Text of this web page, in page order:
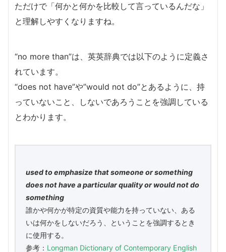
ただけで「何かと何かを比較して言っているんだな」
と理解しやすくなりますね。
“no more than”は、英英辞典では以下のように定義さ
れています。
“does not have”や”would not do”とあるように、持
っていないこと、しないであろうことを強調している
とわかります。
used to emphasize that someone or something
does not have a particular quality or would not do
something
誰かや何かが特定の資質や能力を持っていない、ある
いは何かをしないだろう、ということを強調するとき
に使用する。
参考： Longman Dictionary of Contemporary English